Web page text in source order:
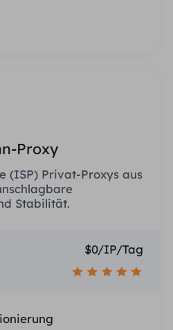
Proxy
(ISP) Privat-Proxys aus
Stabilität.
$0/IP/Tag